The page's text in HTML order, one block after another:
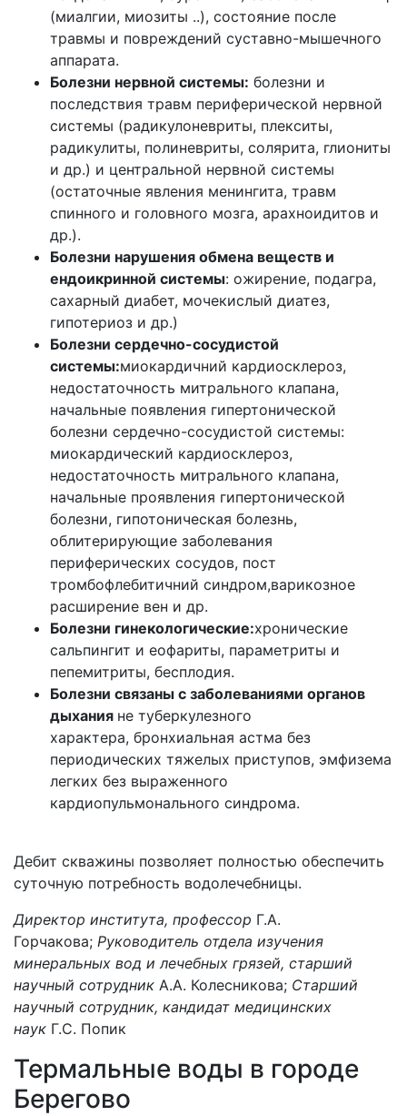
(миалгии, миозиты ..), состояние после
травмы и повреждений суставно-мышечного
аппарата.
Болезни нервной системы: болезни и
последствия травм периферической нервной
системы (радикулоневриты, плекситы,
радикулиты, полиневриты, солярита, глиониты
и др.) и центральной нервной системы
(остаточные явления менингита, травм
спинного и головного мозга, арахноидитов и
др.).
Болезни нарушения обмена веществ и
ендоикринной системы: ожирение, подагра,
сахарный диабет, мочекислый диатез,
гипотериоз и др.)
Болезни сердечно-сосудистой
системы:миокардичний кардиосклероз,
недостаточность митрального клапана,
начальные появления гипертонической
болезни сердечно-сосудистой системы:
миокардический кардиосклероз,
недостаточность митрального клапана,
начальные проявления гипертонической
болезни, гипотоническая болезнь,
облитерирующие заболевания
периферических сосудов, пост
тромбофлебитичний синдром,варикозное
расширение вен и др.
Болезни гинекологические:хронические
сальпингит и еофариты, параметриты и
пепемитриты, бесплодия.
Болезни связаны с заболеваниями органов
дыхания не туберкулезного
характера, бронхиальная астма без
периодических тяжелых приступов, эмфизема
легких без выраженного
кардиопульмонального синдрома.
Дебит скважины позволяет полностью обеспечить
суточную потребность водолечебницы.
Директор института, профессор Г.А.
Горчакова; Руководитель отдела изучения
минеральных вод и лечебных грязей, старший
научный сотрудник А.А. Колесникова; Старший
научный сотрудник, кандидат медицинских
наук Г.С. Попик
Термальные воды в городе
Берегово